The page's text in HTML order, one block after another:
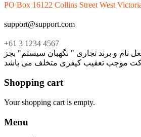
PO Box 16122 Collins Street West
support@support.com
+61 3 1234 4567
نام و برند تجاری " نگهبان سیستم" بجز
موجب تعقیب کیفری متخلف می باشد
Shopping cart
Your shopping cart is empty.
Menu